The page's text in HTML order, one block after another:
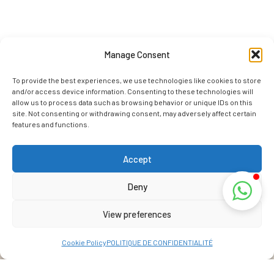
Manage Consent
To provide the best experiences, we use technologies like cookies to store
and/or access device information. Consenting to these technologies will
allow us to process data such as browsing behavior or unique IDs on this
site. Not consenting or withdrawing consent, may adversely affect certain
features and functions.
Accept
Deny
View preferences
Cookie PolicyPOLITIQUE DE CONFIDENTIALITÉ